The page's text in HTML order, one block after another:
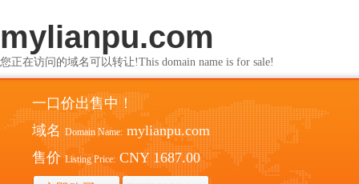
mylianpu.com
您正在访问的域名可以转让!This domain name is for sale!
一口价出售中！
域名 Domain Name: mylianpu.com
售价 Listing Price: CNY 1687.00